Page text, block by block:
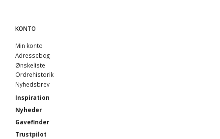
KONTO
Min konto
Adressebog
Ønskeliste
Ordrehistorik
Nyhedsbrev
Inspiration
Nyheder
Gavefinder
Trustpilot